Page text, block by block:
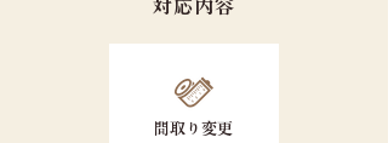
対応内容
間取り変更